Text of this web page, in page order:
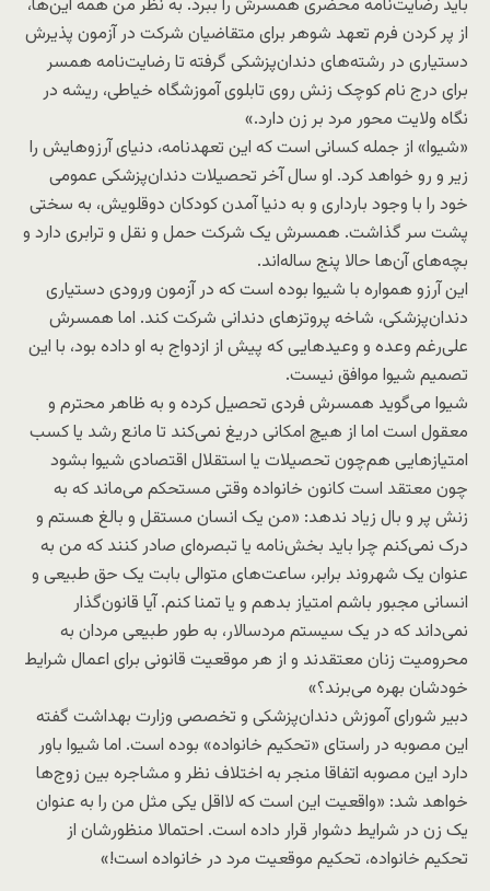
باید رضایت‌نامه محضری همسرش را ببرد. به نظر من همه این‌ها،
از پر کردن فرم تعهد شوهر برای متقاضیان شرکت در آزمون پذیرش
دستیاری در رشته‌های دندان‌پزشکی گرفته تا رضایت‌نامه همسر
برای درج نام کوچک زنش روی تابلوی آموزشگاه خیاطی، ریشه در
نگاه ولایت محور مرد بر زن دارد.»
«شیوا» از جمله کسانی است که این تعهدنامه، دنیای آرزوهایش را
زیر و رو خواهد کرد. او سال آخر تحصیلات دندان‌پزشکی عمومی‌
خود را با وجود بارداری و به دنیا آمدن کودکان دوقلویش، به سختی
پشت سر گذاشت. همسرش یک شرکت حمل و نقل و ترابری دارد و
بچه‌های آن‌ها حالا پنج ساله‌اند.
این آرزو همواره با شیوا بوده است که در آزمون ورودی دستیاری
دندان‌پزشکی، شاخه پروتزهای دندانی شرکت کند. اما همسرش
علی‌رغم وعده و وعیدهایی که پیش از ازدواج به او داده بود، با این
تصمیم شیوا موافق نیست.
شیوا می‌گوید همسرش فردی تحصیل کرده و به ظاهر محترم و
معقول است اما از هیچ امکانی دریغ نمی‌کند تا مانع رشد یا کسب
امتیازهایی هم‌چون تحصیلات یا استقلال اقتصادی شیوا بشود
چون معتقد است کانون خانواده وقتی مستحکم می‌ماند که به
زنش پر و بال زیاد ندهد: «من یک انسان مستقل و بالغ هستم و
درک نمی‌کنم چرا باید بخش‌نامه یا تبصره‌ای صادر کنند که من به
عنوان یک شهروند برابر، ساعت‌های متوالی بابت یک حق طبیعی و
انسانی مجبور باشم امتیاز بدهم و یا تمنا کنم. آیا قانون‌گذار
نمی‌داند که در یک سیستم مردسالار، به طور طبیعی مردان به
محرومیت زنان معتقدند و از هر موقعیت قانونی برای اعمال شرایط
خودشان بهره می‌برند؟»
دبیر شورای آموزش دندان‌پزشکی و تخصصی وزارت بهداشت گفته
این مصوبه در راستای «تحکیم خانواده» بوده است. اما شیوا باور
دارد این مصوبه اتفاقا منجر به اختلاف نظر و مشاجره بین زوج‌ها
خواهد شد: «واقعیت این است که لااقل یکی مثل من را به عنوان
یک زن در شرایط دشوار قرار داده است. احتمالا منظورشان از
تحکیم خانواده، تحکیم موقعیت مرد در خانواده است!»